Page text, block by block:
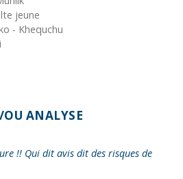
jeune
- Khequchu
ANALYSE
!! Qui dit avis dit des risques de